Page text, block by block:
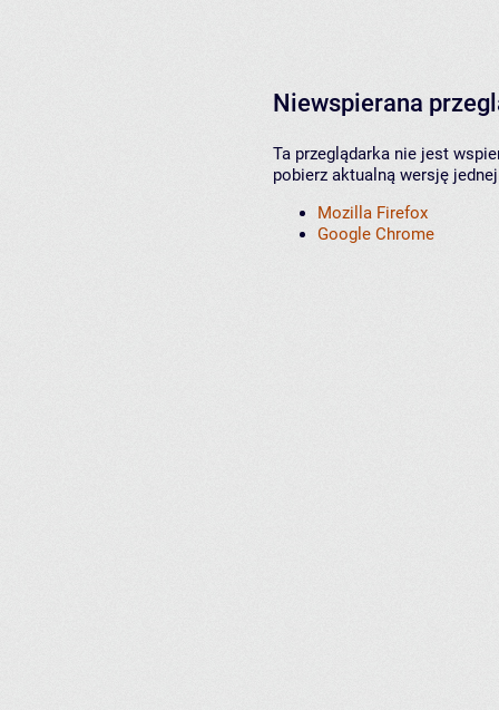
Niewspierana
Ta przeglądarka nie jest
pobierz aktualną wersję
Mozilla Firefox
Google Chrome